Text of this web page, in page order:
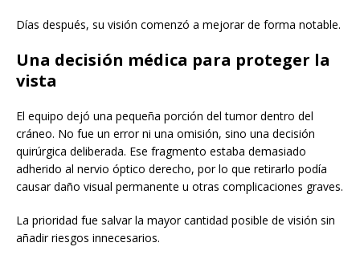
Días después, su visión comenzó a mejorar de forma notable.
Una decisión médica para proteger la
vista
El equipo dejó una pequeña porción del tumor dentro del
cráneo. No fue un error ni una omisión, sino una decisión
quirúrgica deliberada. Ese fragmento estaba demasiado
adherido al nervio óptico derecho, por lo que retirarlo podía
causar daño visual permanente u otras complicaciones graves.
La prioridad fue salvar la mayor cantidad posible de visión sin
añadir riesgos innecesarios.